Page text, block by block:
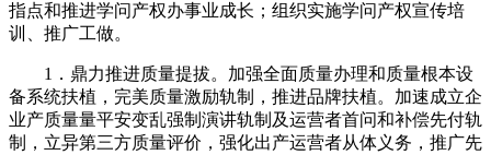
指点和推进学问产权办事业成长；组织实施学问产权宣传培
训、推广工做。
1．鼎力推进质量提拔。加强全面质量办理和质量根本设
备系统扶植，完美质量激励轨制，推进品牌扶植。加速成立企
业产质量量平安变乱强制演讲轨制及运营者首问和补偿先付轨
制，立异第三方质量评价，强化出产运营者从体义务，推广先